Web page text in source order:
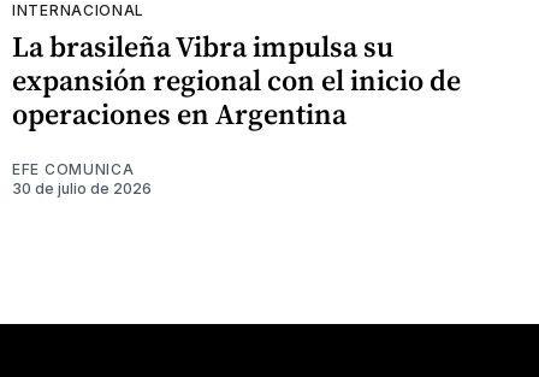
INTERNACIONAL
La brasileña Vibra impulsa su
expansión regional con el inicio de
operaciones en Argentina
EFE COMUNICA
30 de julio de 2026